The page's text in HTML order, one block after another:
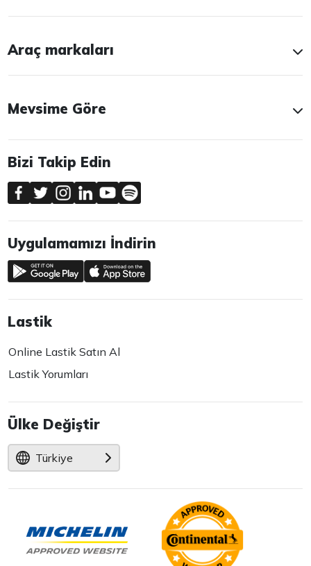
Araç markaları
Mevsime Göre
Bizi Takip Edin
Uygulamamızı İndirin
Lastik
Online Lastik Satın Al
Lastik Yorumları
Ülke Değiştir
Türkiye